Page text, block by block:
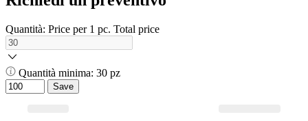
Quantità: Price per 1 pc. Total price
Quantità minima: 30 pz
Save